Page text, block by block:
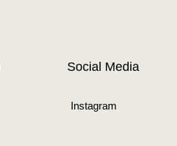
Social Media
Instagram